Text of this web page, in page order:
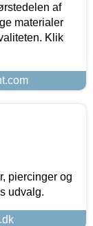
af
materialer
Klik
piercinger og
udvalg.